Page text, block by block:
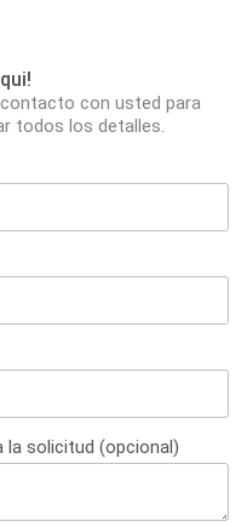
con usted para
todos los detalles.
la solicitud (opcional)